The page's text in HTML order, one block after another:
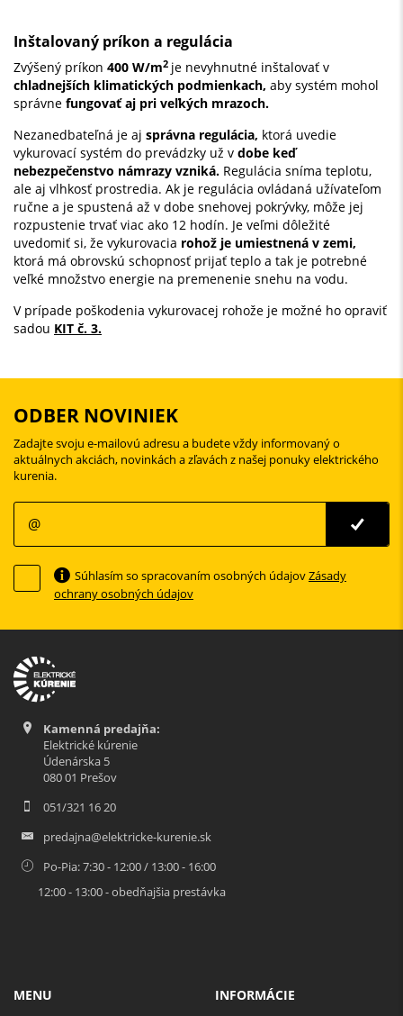
Inštalovaný príkon a regulácia
Zvýšený príkon 400 W/m2 je nevyhnutné inštalovať v
chladnejších klimatických podmienkach, aby systém mohol
správne fungovať aj pri veľkých mrazoch.
Nezanedbateľná je aj správna regulácia, ktorá uvedie
vykurovací systém do prevádzky už v dobe keď
nebezpečenstvo námrazy vzniká. Regulácia sníma teplotu,
ale aj vlhkosť prostredia. Ak je regulácia ovládaná užívateľom
ručne a je spustená až v dobe snehovej pokrývky, môže jej
rozpustenie trvať viac ako 12 hodín. Je veľmi dôležité
uvedomiť si, že vykurovacia rohož je umiestnená v zemi,
ktorá má obrovskú schopnosť prijať teplo a tak je potrebné
veľké množstvo energie na premenenie snehu na vodu.
V prípade poškodenia vykurovacej rohože je možné ho opraviť
sadou KIT č. 3.
ODBER NOVINIEK
Zadajte svoju e-mailovú adresu a budete vždy informovaný o
aktuálnych akciách, novinkách a zľavách z našej ponuky elektrického
kurenia.
Súhlasím so spracovaním osobných údajovZásady
ochrany osobných údajov
Kamenná predajňa:
Elektrické kúrenie
Údenárska 5
080 01 Prešov
051/321 16 20
predajna@elektricke-kurenie.sk
Po-Pia: 7:30 - 12:00 / 13:00 - 16:00
12:00 - 13:00 - obedňajšia prestávka
MENU INFORMÁCIE